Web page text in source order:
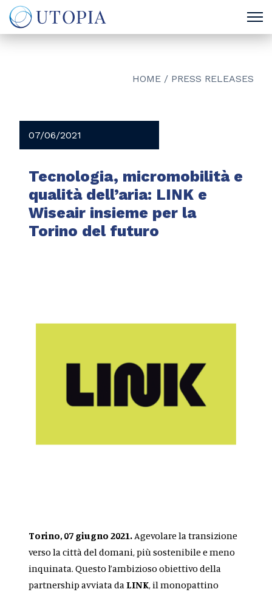
HOME / PRESS RELEASES
07/06/2021
Tecnologia, micromobilità e
qualità dell’aria: LINK e
Wiseair insieme per la
Torino del futuro
Torino, 07 giugno 2021.Agevolare la transizione
verso la città del domani, più sostenibile e meno
inquinata. Questo l’ambizioso obiettivo della
partnership avviata daLINK, il monopattino